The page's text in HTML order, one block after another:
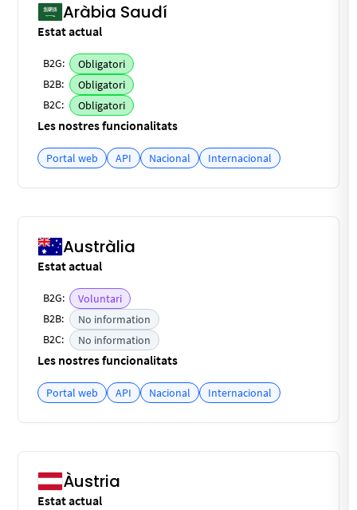
Aràbia Saudí
Estat actual
B2G:
Obligatori
B2B:
Obligatori
B2C:
Obligatori
Les nostres funcionalitats
Portal web API Nacional Internacional
Austràlia
Estat actual
B2G:
Voluntari
B2B:
No information
B2C:
No information
Les nostres funcionalitats
Portal web API Nacional Internacional
Àustria
Estat actual